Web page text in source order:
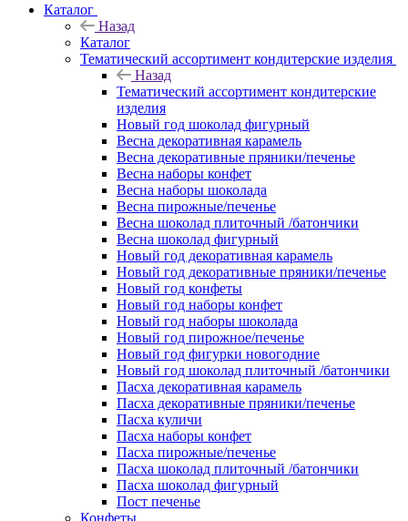
Каталог
Назад
Каталог
Тематический ассортимент кондитерские изделия
Назад
Тематический ассортимент кондитерские
изделия
Новый год шоколад фигурный
Весна декоративная карамель
Весна декоративные пряники/печенье
Весна наборы конфет
Весна наборы шоколада
Весна пирожные/печенье
Весна шоколад плиточный /батончики
Весна шоколад фигурный
Новый год декоративная карамель
Новый год декоративные пряники/печенье
Новый год конфеты
Новый год наборы конфет
Новый год наборы шоколада
Новый год пирожное/печенье
Новый год фигурки новогодние
Новый год шоколад плиточный /батончики
Пасха декоративная карамель
Пасха декоративные пряники/печенье
Пасха куличи
Пасха наборы конфет
Пасха пирожные/печенье
Пасха шоколад плиточный /батончики
Пасха шоколад фигурный
Пост печенье
Конфеты